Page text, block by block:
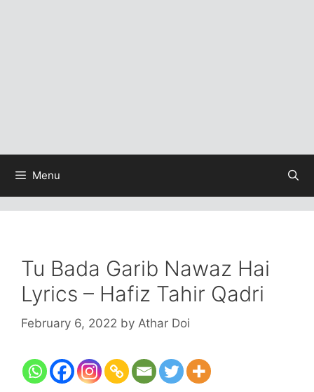
Menu
Tu Bada Garib Nawaz Hai
Lyrics – Hafiz Tahir Qadri
February 6, 2022 by Athar Doi